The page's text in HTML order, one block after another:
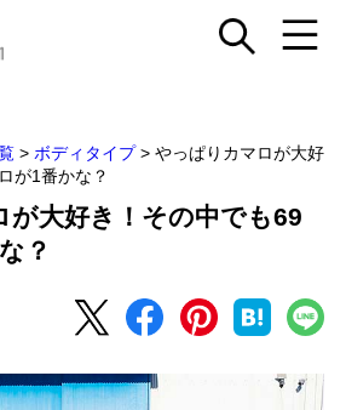
> ボディタイプ > やっぱりカマロが大好
が1番かな？
が大好き！その中でも69
？